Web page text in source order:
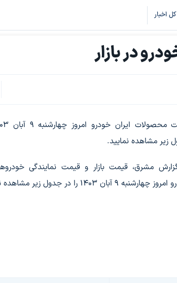
اخبار
در بازار
زیر مشاهده نمایید.
مشرق، قیمت بازار و قیمت نمایندگی
۹ آبان ۱۴۰۳ را در جدول زیر مشاهده نمایید.